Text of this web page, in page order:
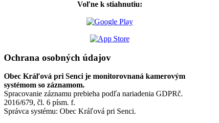
Voľne k stiahnutiu:
Ochrana osobných údajov
Obec Kráľová pri Senci je monitorovnaná kamerovým
systémom so záznamom.
Spracovanie záznamu prebieha podľa nariadenia GDPRč.
2016/679, čl. 6 písm. f.
Správca systému: Obec Kráľová pri Senci.